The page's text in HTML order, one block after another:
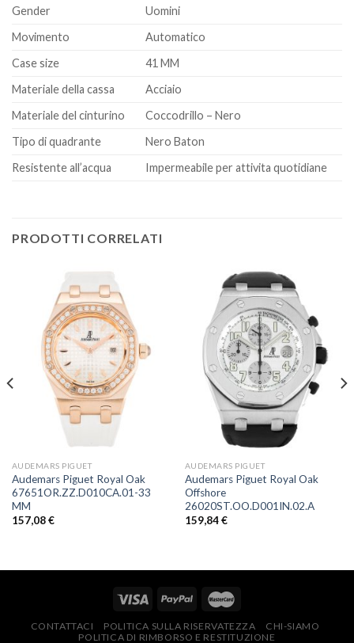
Gender
Uomini
Movimento
Automatico
Case size
41 MM
Materiale della cassa
Acciaio
Materiale del cinturino
Coccodrillo – Nero
Tipo di quadrante
Nero Baton
Resistente all’acqua
Impermeabile per attivita quotidiane
PRODOTTI CORRELATI
AUDEMARS PIGUET
Audemars Piguet Royal Oak
67651OR.ZZ.D010CA.01-33
MM
157,08€
AUDEMARS PIGUET
Audemars Piguet Royal Oak
Offshore
26020ST.OO.D001IN.02.A
159,84€
CONTATTACI POLITICA SULLA RISERVATEZZA
CHI-SIAMO
POLITICA DI RIMBORSO E RESTITUZIONE